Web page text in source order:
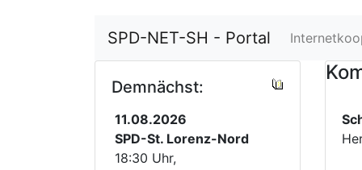
SPD-NET-SH - Portal
Demnächst:
11.08.2026
SPD-St. Lorenz-Nord
18:30 Uhr,